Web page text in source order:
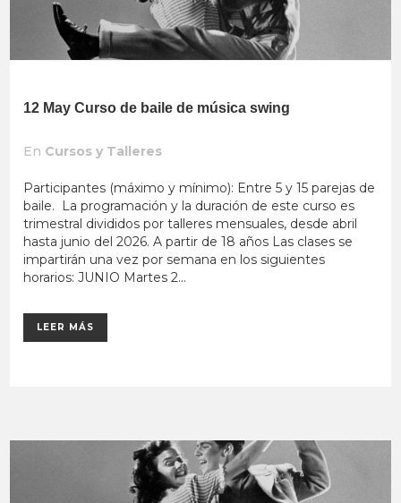
12 May Curso de baile de música swing
En Cursos y Talleres
Participantes (máximo y mínimo): Entre 5 y 15 parejas de
baile. La programación y la duración de este curso es
trimestral divididos por talleres mensuales, desde abril
hasta junio del 2026. A partir de 18 años Las clases se
impartirán una vez por semana en los siguientes
horarios: JUNIO Martes 2...
LEER MÁS